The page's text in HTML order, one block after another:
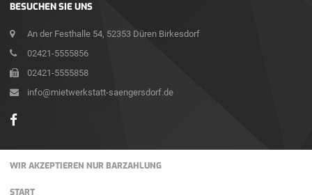
BESUCHEN SIE UNS
An der Festhalle 54, 52353 Düren Birkesdorf
02421-5555856
02421-5555858
info@mietwerkstatt-saengersdorf.de
WIR AKZEPTIEREN NUR BARZAHLUNG
START